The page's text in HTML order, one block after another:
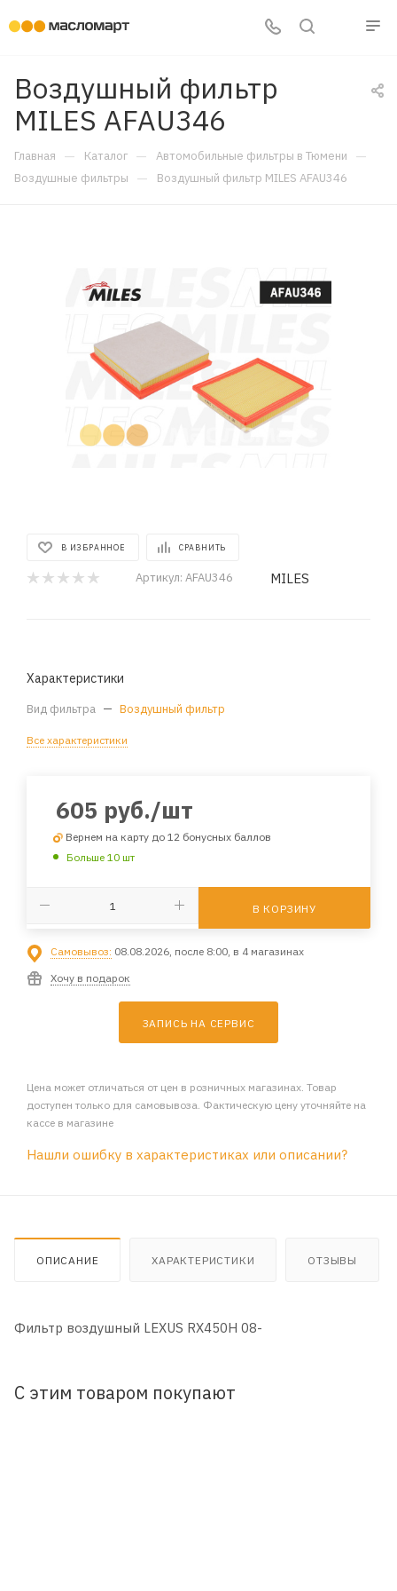
Воздушный фильтр
MILES AFAU346
Главная — Каталог — Автомобильные фильтры в Тюмени —
Воздушные фильтры — Воздушный фильтр MILES AFAU346
В ИЗБРАННОЕ СРАВНИТЬ
Артикул: AFAU346 MILES
Характеристики
Вид фильтра — Воздушный фильтр
Все характеристики
605 руб./шт
Вернем на карту до 12 бонусных баллов
Больше 10 шт
В КОРЗИНУ
Самовывоз: 08.08.2026, после 8:00, в 4 магазинах
Хочу в подарок
ЗАПИСЬ НА СЕРВИС
Цена может отличаться от цен в розничных магазинах. Товар
доступен только для самовывоза. Фактическую цену уточняйте на
кассе в магазине
Нашли ошибку в характеристиках или описании?
ОПИСАНИЕ ХАРАКТЕРИСТИКИ ОТЗЫВЫ
Фильтр воздушный LEXUS RX450H 08-
С этим товаром покупают